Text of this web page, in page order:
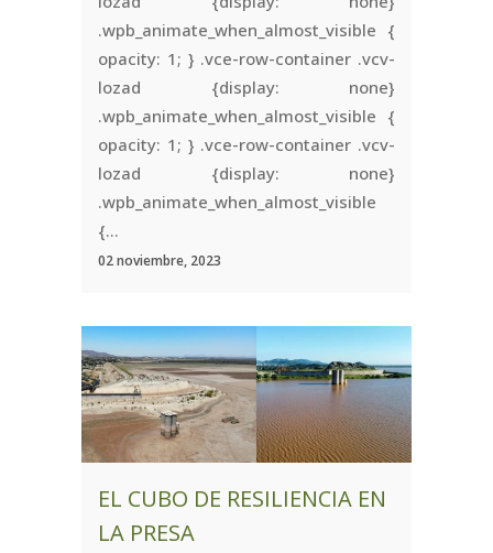
.wpb_animate_when_almost_visible {
opacity: 1; } .vce-row-container .vcv-
lozad {display: none}
.wpb_animate_when_almost_visible {
opacity: 1; } .vce-row-container .vcv-
lozad {display: none}
.wpb_animate_when_almost_visible
{...
02 noviembre, 2023
EL CUBO DE RESILIENCIA EN
LA PRESA